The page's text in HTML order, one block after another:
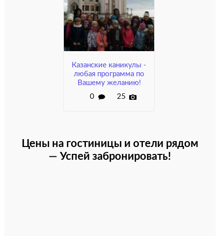
Казанские каникулы -
любая программа по
Вашему желанию!
0
25
Цены на гостиницы и отели рядом
— Успей забронировать!